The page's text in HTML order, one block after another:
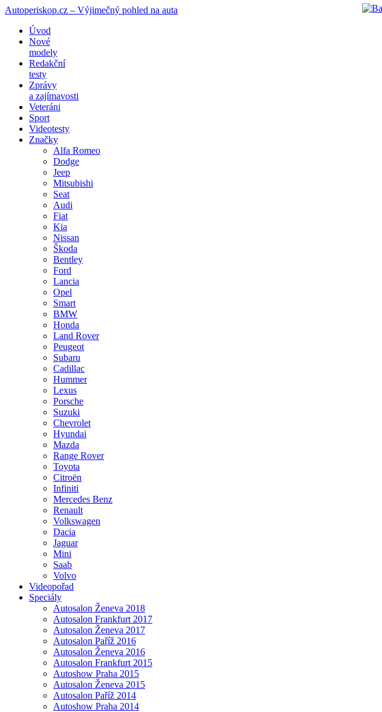
Autoperiskop.cz – Výjimečný pohled na auta
Přejít
obsahu
webu
Úvod
Nové
modely
Redakční
testy
Zprávy
a zajímavosti
Veteráni
Sport
Videotesty
Značky
Alfa Romeo
Dodge
Jeep
Mitsubishi
Seat
Audi
Fiat
Kia
Nissan
Škoda
Bentley
Ford
Lancia
Opel
Smart
BMW
Honda
Land Rover
Peugeot
Subaru
Cadillac
Hummer
Lexus
Porsche
Suzuki
Chevrolet
Hyundai
Mazda
Range Rover
Toyota
Citroën
Infiniti
Mercedes Benz
Renault
Volkswagen
Dacia
Jaguar
Mini
Saab
Volvo
Videopořad
Speciály
Autosalon Ženeva 2018
Autosalon Frankfurt 2017
Autosalon Ženeva 2017
Autosalon Paříž 2016
Autosalon Ženeva 2016
Autosalon Frankfurt 2015
Autoshow Praha 2015
Autosalon Ženeva 2015
Autosalon Paříž 2014
Autoshow Praha 2014